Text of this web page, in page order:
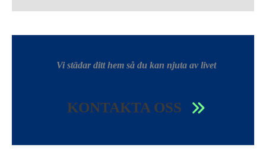
Vi städar ditt hem så du kan njuta av livet
KONTAKTA OSS